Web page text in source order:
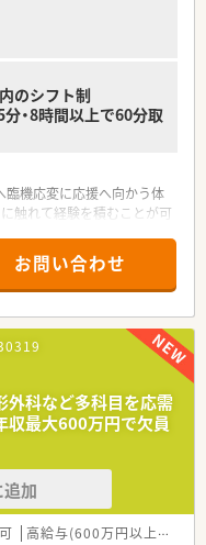
に触れることができます。
きたい方
の方
のシフト制
・8時間以上で60分取
機応変に応援へ向かう体
触れて経験を積むことが可
属先により異なりますが、
開をメインとして運営し
数は各店舗の規模に応じ
々の業務を円滑に進めてお
店舗を展開しており、地
の提供を最優先事項とし
地域の皆様の栄養管理を
画する姿勢を非常に大切に
に出て勤務しているため、
お問い合わせ
外科など多科目を応需
収最大600万円で欠員
加
高給与(600万円以上)